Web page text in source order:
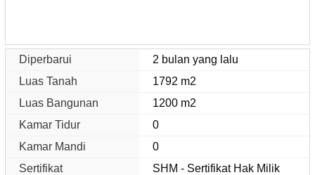
Diperbarui
2 bulan yang lalu
Luas Tanah
1792 m2
Luas Bangunan
1200 m2
Kamar Tidur
0
Kamar Mandi
0
Sertifikat
SHM - Sertifikat Hak Milik